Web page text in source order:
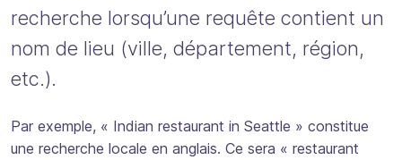
recherche lorsqu’une requête contient un
nom de lieu (ville, département, région,
etc.).
Par exemple, « Indian restaurant in Seattle » constitue
une recherche locale en anglais. Ce sera « restaurant